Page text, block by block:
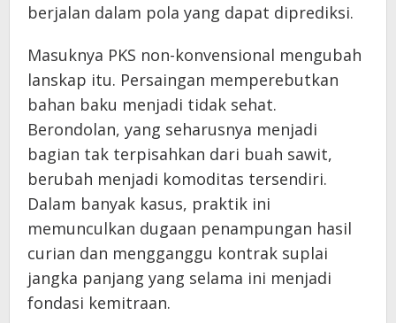
berjalan dalam pola yang dapat diprediksi.
Masuknya PKS non-konvensional mengubah
lanskap itu. Persaingan memperebutkan
bahan baku menjadi tidak sehat.
Berondolan, yang seharusnya menjadi
bagian tak terpisahkan dari buah sawit,
berubah menjadi komoditas tersendiri.
Dalam banyak kasus, praktik ini
memunculkan dugaan penampungan hasil
curian dan mengganggu kontrak suplai
jangka panjang yang selama ini menjadi
fondasi kemitraan.